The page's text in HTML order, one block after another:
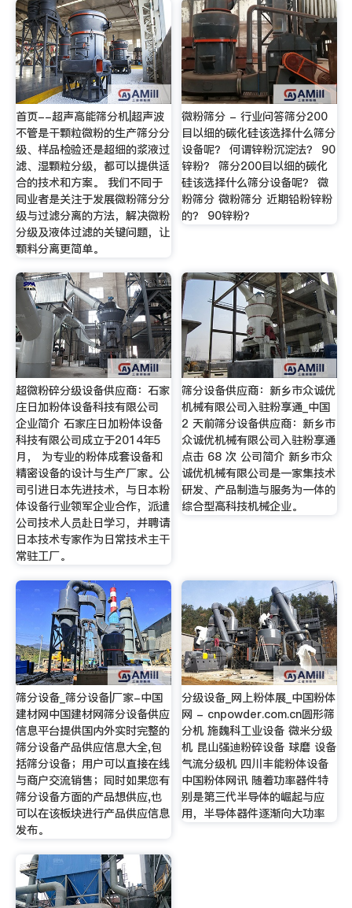
首页--超声高能筛分机|超声波
不管是干颗粒微粉的生产筛分分
级、样品检验还是超细的浆液过
滤、湿颗粒分级，都可以提供适
合的技术和方案。 我们不同于
同业者是关注于发展微粉筛分分
级与过滤分离的方法，解决微粉
分级及液体过滤的关键问题，让
颗料分离更简单。
微粉筛分 - 行业问答筛分200
目以细的碳化硅该选择什么筛分
设备呢？ 何谓锌粉沉淀法？ 90
锌粉？ 筛分200目以细的碳化
硅该选择什么筛分设备呢？ 微
粉筛分 微粉筛分 近期铅粉锌粉
的？ 90锌粉？
超微粉碎分级设备供应商：石家
庄日加粉体设备科技有限公司
企业简介 石家庄日加粉体设备
科技有限公司成立于2014年5
月， 为专业的粉体成套设备和
精密设备的设计与生产厂家。公
司引进日本先进技术，与日本粉
体设备行业领军企业合作，派遣
公司技术人员赴日学习，并聘请
日本技术专家作为日常技术主干
常驻工厂。
筛分设备供应商：新乡市众诚优
机械有限公司入驻粉享通_中国
2 天前筛分设备供应商：新乡市
众诚优机械有限公司入驻粉享通
点击 68 次 公司简介 新乡市众
诚优机械有限公司是一家集技术
研发、产品制造与服务为一体的
综合型高科技机械企业。
筛分设备_筛分设备|厂家-中国
建材网中国建材网筛分设备供应
信息平台提供国内外实时完整的
筛分设备产品供应信息大全,包
括筛分设备；用户可以直接在线
与商户交流销售；同时如果您有
筛分设备方面的产品想供应,也
可以在该板块进行产品供应信息
发布。
分级设备_网上粉体展_中国粉体
网 - cnpowder.com.cn圆形筛
分机 施魏科工业设备 微米分级
机 昆山强迪粉碎设备 球磨 设备
气流分级机 四川丰能粉体设备
中国粉体网讯 随着功率器件特
别是第三代半导体的崛起与应
用，半导体器件逐渐向大功率